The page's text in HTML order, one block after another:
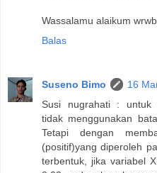
Wassalamu alaikum wrwb
Balas
Suseno Bimo
16
Susi nugrahati : untuk
tidak menggunakan
Tetapi dengan
(positif)yang diperoleh
terbentuk, jika variabel